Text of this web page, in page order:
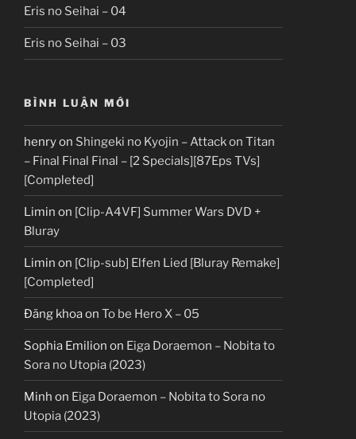
Eris no Seihai – 04
Eris no Seihai – 03
BÌNH LUẬN MỚI
henryon Shingeki no Kyojin – Attack on Titan
– Final Final Final – [2 Specials][87Eps TVs]
[Completed]
Limin on [Clip-A4VF] Summer Wars DVD +
Bluray
Limin on [Clip-sub] Elfen Lied [Bluray Remake]
[Completed]
Đăng khoaon To be Hero X – 05
Sophia Emilion on Eiga Doraemon – Nobita to
Sora no Utopia (2023)
Minh on Eiga Doraemon – Nobita to Sora no
Utopia (2023)